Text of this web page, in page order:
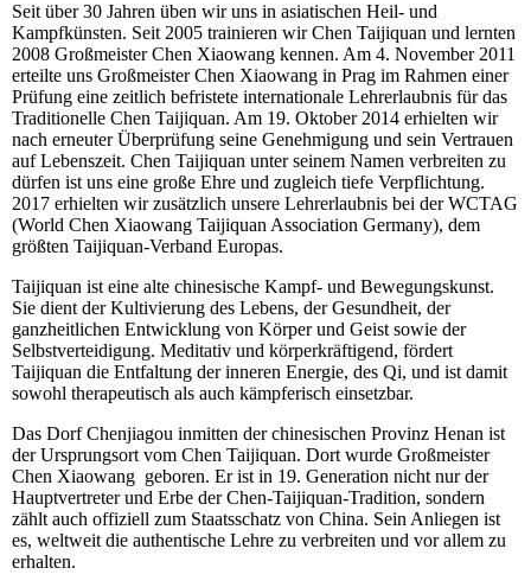
Seit über 30 Jahren üben wir uns in asiatischen Heil- und
Kampfkünsten. Seit 2005 trainieren wir Chen Taijiquan und lernten
2008 Großmeister Chen Xiaowang kennen. Am 4. November 2011
erteilte uns Großmeister Chen Xiaowang in Prag im Rahmen einer
Prüfung eine zeitlich befristete internationale Lehrerlaubnis für das
Traditionelle Chen Taijiquan. Am 19. Oktober 2014 erhielten wir
nach erneuter Überprüfung seine Genehmigung und sein Vertrauen
auf Lebenszeit. Chen Taijiquan unter seinem Namen verbreiten zu
dürfen ist uns eine große Ehre und zugleich tiefe Verpflichtung.
2017 erhielten wir zusätzlich unsere Lehrerlaubnis bei der WCTAG
(World Chen Xiaowang Taijiquan Association Germany), dem
größten Taijiquan-Verband Europas.
Taijiquan ist eine alte chinesische Kampf- und Bewegungskunst.
Sie dient der Kultivierung des Lebens, der Gesundheit, der
ganzheitlichen Entwicklung von Körper und Geist sowie der
Selbstverteidigung. Meditativ und körperkräftigend, fördert
Taijiquan die Entfaltung der inneren Energie, des Qi, und ist damit
sowohl therapeutisch als auch kämpferisch einsetzbar.
Das Dorf Chenjiagou inmitten der chinesischen Provinz Henan ist
der Ursprungsort vom Chen Taijiquan. Dort wurde Großmeister
Chen Xiaowang geboren. Er ist in 19. Generation nicht nur der
Hauptvertreter und Erbe der Chen-Taijiquan-Tradition, sondern
zählt auch offiziell zum Staatsschatz von China. Sein Anliegen ist
es, weltweit die authentische Lehre zu verbreiten und vor allem zu
erhalten.